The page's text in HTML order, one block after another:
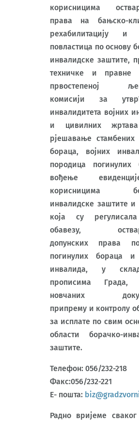
корисницима
права на бањско-
рехабилитацију и
повластица по основу
инвалидске заштите,
техничке и правне
првостепеној
комисији за
инвалидитета војних
и цивилних
рјешавање стамбених
бораца, војних
породица погинулих
вођење
корисницима
инвалидске заштите
која су
обавезу,
допунских права
погинулих бораца и
инвалида, у
прописима Града,
новчаних
припрему и контролу
за исплате по свим
области борачко-
заштите.
Телефон: 056/232-218
Факс:056/232-221
Е- пошта:
Радно вријеме